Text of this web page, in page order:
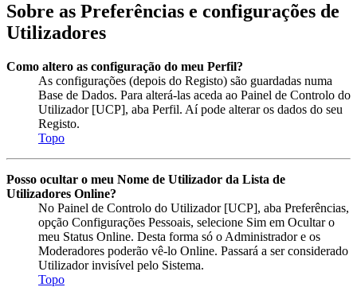
Sobre as Preferências e configurações de
Utilizadores
Como altero as configuração do meu Perfil?
As configurações (depois do Registo) são guardadas numa
Base de Dados. Para alterá-las aceda ao Painel de Controlo do
Utilizador [UCP], aba Perfil. Aí pode alterar os dados do seu
Registo.
Topo
Posso ocultar o meu Nome de Utilizador da Lista de
Utilizadores Online?
No Painel de Controlo do Utilizador [UCP], aba Preferências,
opção Configurações Pessoais, selecione Sim em Ocultar o
meu Status Online. Desta forma só o Administrador e os
Moderadores poderão vê-lo Online. Passará a ser considerado
Utilizador invisível pelo Sistema.
Topo